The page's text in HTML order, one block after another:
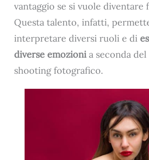
vantaggio se si vuole diventare
Questa talento, infatti,
interpretare diversi ruoli e di
diverse emozionia seconda
shooting fotografico.